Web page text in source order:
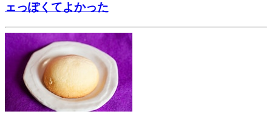
ェっぽくてよかった